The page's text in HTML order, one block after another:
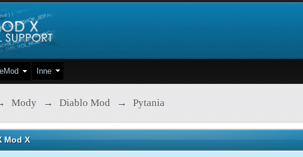
Inne
Mody → Diablo Mod → Pytania
Mod X